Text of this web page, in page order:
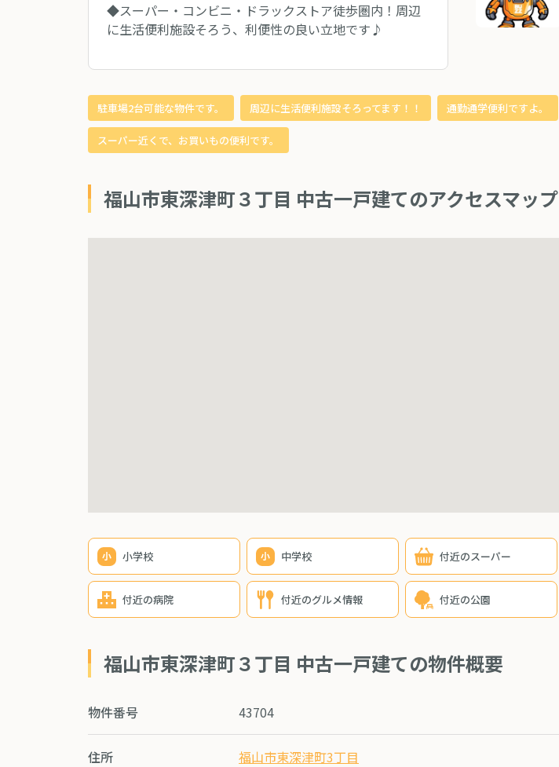
◆スーパー・コンビニ・ドラックストア徒歩圏内！周辺
に生活便利施設そろう、利便性の良い立地です♪
駐車場2台可能な物件です。 周辺に生活便利施設そろってます！！ 通勤通学便利ですよ。
スーパー近くで、お買いもの便利です。
福山市東深津町３丁目 中古一戸建てのアクセスマップ
小学校 中学校 付近のスーパー
付近の病院 付近のグルメ情報 付近の公園
福山市東深津町３丁目 中古一戸建ての物件概要
物件番号 43704
住所 福山市東深津町3丁目